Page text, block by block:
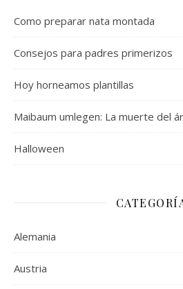
Como preparar nata montada
Consejos para padres primerizos
Hoy horneamos plantillas
Maibaum umlegen: La muerte del
Halloween
Alemania
Austria